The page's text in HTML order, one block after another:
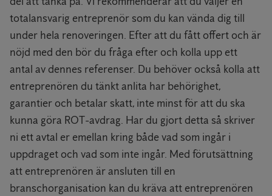
totalansvarig entreprenör som du kan vända dig till
under hela renoveringen. Efter att du fått offert och är
nöjd med den bör du fråga efter och kolla upp ett
antal av dennes referenser. Du behöver också kolla att
entreprenören du tänkt anlita har behörighet,
garantier och betalar skatt, inte minst för att du ska
kunna göra ROT-avdrag. Har du gjort detta så skriver
ni ett avtal er emellan kring både vad som ingår i
uppdraget och vad som inte ingår. Med förutsättning
att entreprenören är ansluten till en
branschorganisation kan du kräva att entreprenören